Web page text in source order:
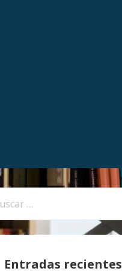
Entradas recientes